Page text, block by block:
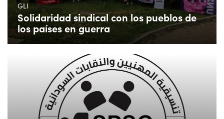
GLI
Solidaridad sindical con los pueblos de
los países en guerra